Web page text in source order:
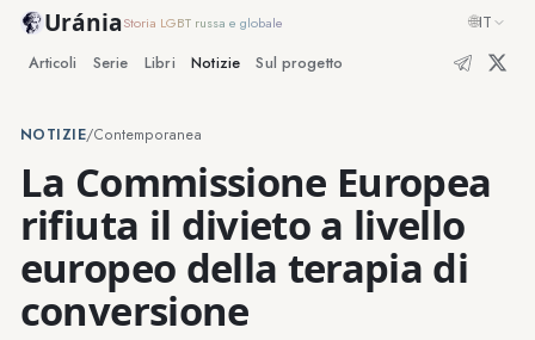
UrániaStoria LGBT russa e globale 🌐IT
Articoli Serie Libri Notizie Sul progetto
NOTIZIE/Contemporanea
La Commissione Europea
rifiuta il divieto a livello
europeo della terapia di
conversione